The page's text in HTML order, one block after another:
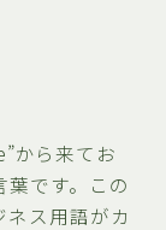
から来てお
です。この
ス用語がカ